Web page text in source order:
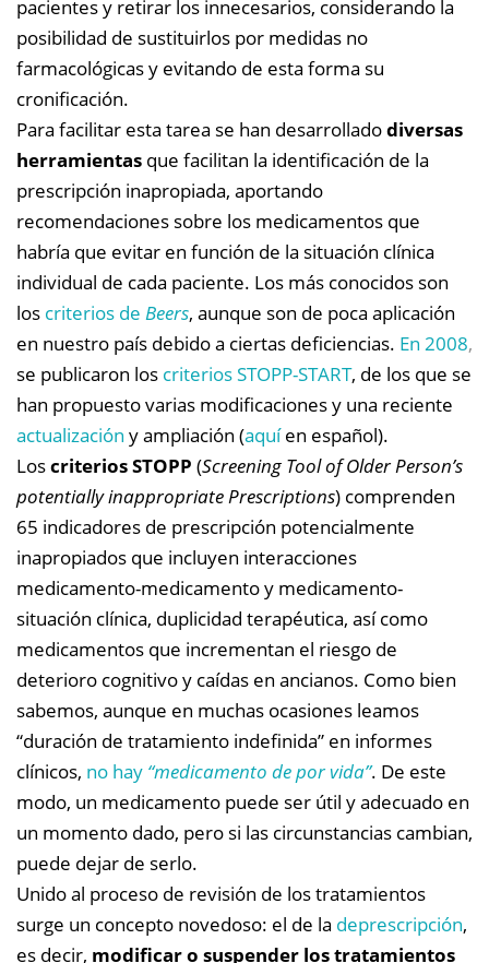
pacientes y retirar los innecesarios, considerando la
posibilidad de sustituirlos por medidas no
farmacológicas y evitando de esta forma su
cronificación.
Para facilitar esta tarea se han desarrolladodiversas
herramientas que facilitan la identificación de la
prescripción inapropiada, aportando
recomendaciones sobre los medicamentos que
habría que evitar en función de la situación clínica
individual de cada paciente. Los más conocidos son
los criterios de Beers, aunque son de poca aplicación
en nuestro país debido a ciertas deficiencias. En 2008,
se publicaron los criterios STOPP-START, de los que se
han propuesto varias modificaciones y una reciente
actualización y ampliación (aquíen español).
Loscriterios STOPP (Screening Tool of Older Person’s
potentially inappropriate Prescriptions) comprenden
65 indicadores de prescripción potencialmente
inapropiados que incluyen interacciones
medicamento-medicamento y medicamento-
situación clínica, duplicidad terapéutica, así como
medicamentos que incrementan el riesgo de
deterioro cognitivo y caídas en ancianos. Como bien
sabemos, aunque en muchas ocasiones leamos
“duración de tratamiento indefinida” en informes
clínicos, no hay “medicamento de por vida”. De este
modo, un medicamento puede ser útil y adecuado en
un momento dado, pero si las circunstancias cambian,
puede dejar de serlo.
Unido al proceso de revisión de los tratamientos
surge un concepto novedoso: el de la deprescripción,
es decir, modificar o suspender los tratamientos